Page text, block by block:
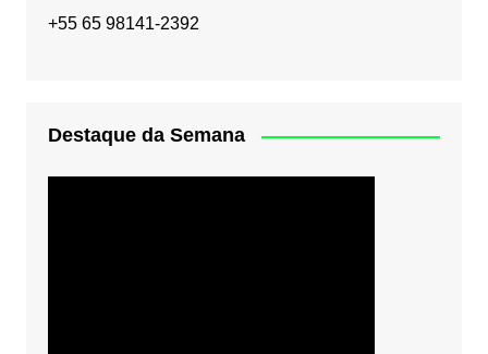
+55 65 98141-2392
Destaque da Semana